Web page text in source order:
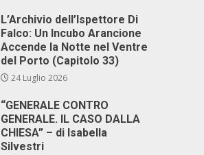
L’Archivio dell’Ispettore Di
Falco: Un Incubo Arancione
Accende la Notte nel Ventre
del Porto (Capitolo 33)
24 Luglio 2026
“GENERALE CONTRO
GENERALE. IL CASO DALLA
CHIESA” – di Isabella
Silvestri